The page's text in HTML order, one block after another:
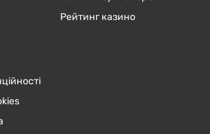
Рейтинг казино